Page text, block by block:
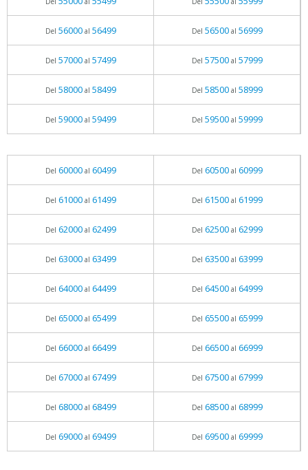
Del 56000al 56499 Del 56500al 56999
Del 57000al 57499 Del 57500al 57999
Del 58000al 58499 Del 58500al 58999
Del 59000al 59499 Del 59500al 59999
Del 60000al 60499 Del 60500al 60999
Del 61000al 61499 Del 61500al 61999
Del 62000al 62499 Del 62500al 62999
Del 63000al 63499 Del 63500al 63999
Del 64000al 64499 Del 64500al 64999
Del 65000al 65499 Del 65500al 65999
Del 66000al 66499 Del 66500al 66999
Del 67000al 67499 Del 67500al 67999
Del 68000al 68499 Del 68500al 68999
Del 69000al 69499 Del 69500al 69999